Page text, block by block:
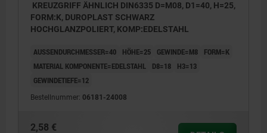
KREUZGRIFF ÄHNLICH DIN6335 D=M08, D1=40, H=25,
FORM:K, DUROPLAST SCHWARZ
HOCHGLANZPOLIERT, KOMP:EDELSTAHL
AUSSENDURCHMESSER=40 HÖHE=25 GEWINDE=M8
FORM=K
MATERIAL KOMPONENTE=EDELSTAHL
D8=18
H3=13
GEWINDETIEFE=12
Bestellnummer: 06181-24008
2,58 €